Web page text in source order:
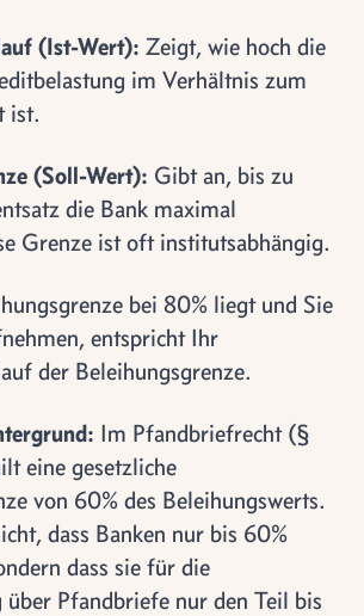
(Ist-Wert): Zeigt, wie hoch die
im Verhältnis zum
ist.
(Soll-Wert): Gibt an, bis zu
die Bank maximal
Grenze ist oft institutsabhängig.
bei 80% liegt und Sie
entspricht Ihr
der Beleihungsgrenze.
Im Pfandbriefrecht (§
eine gesetzliche
von 60% des Beleihungswerts.
dass Banken nur bis 60%
dass sie für die
über Pfandbriefe nur den Teil bis